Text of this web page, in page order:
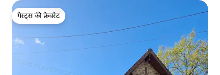
गेस्ट्स की फ़ेवरेट
गेस्ट्स की फ़ेवरेट